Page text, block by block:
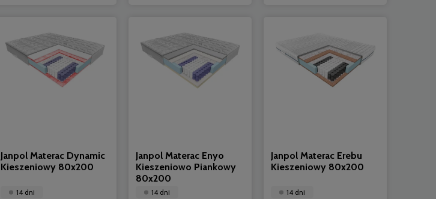
Janpol Materac Dynamic
Kieszeniowy 80x200
14 dni
Janpol Materac Enyo
Kieszeniowo Piankowy
80x200
14 dni
Janpol Materac Erebu
Kieszeniowy 80x200
14 dni